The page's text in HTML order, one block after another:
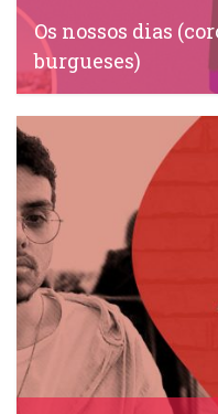
Os nossos dias
burgueses)
IDS, 1 Maio, 2020